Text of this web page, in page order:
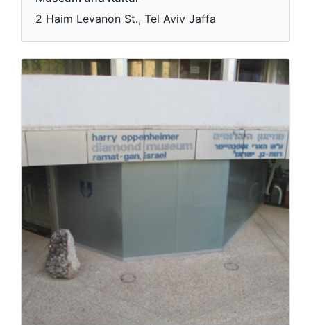
2 Haim Levanon St., Tel Aviv Jaffa